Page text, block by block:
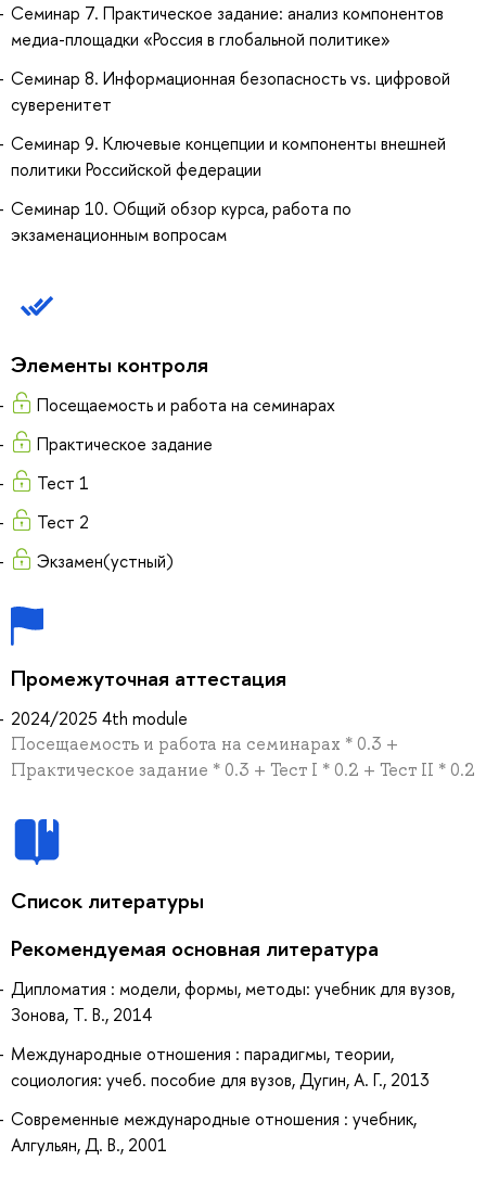
Семинар 7. Практическое задание: анализ компонентов
медиа-площадки «Россия в глобальной политике»
Семинар 8. Информационная безопасность vs. цифровой
суверенитет
Семинар 9. Ключевые концепции и компоненты внешней
политики Российской федерации
Семинар 10. Общий обзор курса, работа по
экзаменационным вопросам
Элементы контроля
Посещаемость и работа на семинарах
Практическое задание
Тест 1
Тест 2
Экзамен(устный)
Промежуточная аттестация
2024/2025 4th module
Посещаемость и работа на семинарах * 0.3 +
Практическое задание * 0.3 + Тест I * 0.2 + Тест II * 0.2
Список литературы
Рекомендуемая основная литература
Дипломатия : модели, формы, методы: учебник для вузов,
Зонова, Т. В., 2014
Международные отношения : парадигмы, теории,
социология: учеб. пособие для вузов, Дугин, А. Г., 2013
Современные международные отношения : учебник,
Алгульян, Д. В., 2001